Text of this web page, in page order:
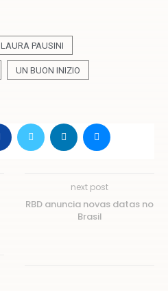
LAURA PAUSINI
UN BUON INIZIO
next post
RBD anuncia novas datas no
Brasil